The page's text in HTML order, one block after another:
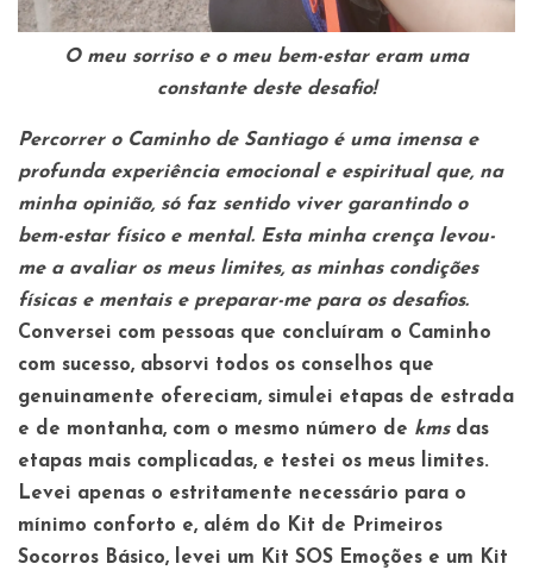
O meu sorriso e o meu bem-estar eram uma
constante deste desafio!
Percorrer o Caminho de Santiago é uma imensa e
profunda experiência emocional e espiritual que, na
minha opinião, só faz sentido viver garantindo o
bem-estar físico e mental. Esta minha crença levou-
me a avaliar os meus limites, as minhas condições
físicas e mentais e preparar-me para os desafios.
Conversei com pessoas que concluíram o Caminho
com sucesso, absorvi todos os conselhos que
genuinamente ofereciam, simulei etapas de estrada
e de montanha, com o mesmo número de kmsdas
etapas mais complicadas, e testei os meus limites.
Levei apenas o estritamente necessário para o
mínimo conforto e, além do Kit de Primeiros
Socorros Básico, levei um Kit SOS Emoções e um Kit